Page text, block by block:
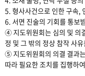
5. 형사사건으로 인한 구속,
6. 서면 진술의 기회를 통보
④ 지도위원회는 심의 및 의
정 및 그 밖의 정상 참작 사
⑤ 지도위원회의 의결 결과
따라 필요한 조치를 집행하